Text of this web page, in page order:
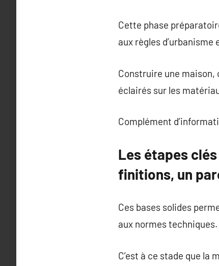
Cette phase
aux règles d’urbanisme
Construire une
éclairés sur les
Complément
Les étapes
finitions, un
Ces bases solides
aux normes techniques.
C’est à ce stade que la